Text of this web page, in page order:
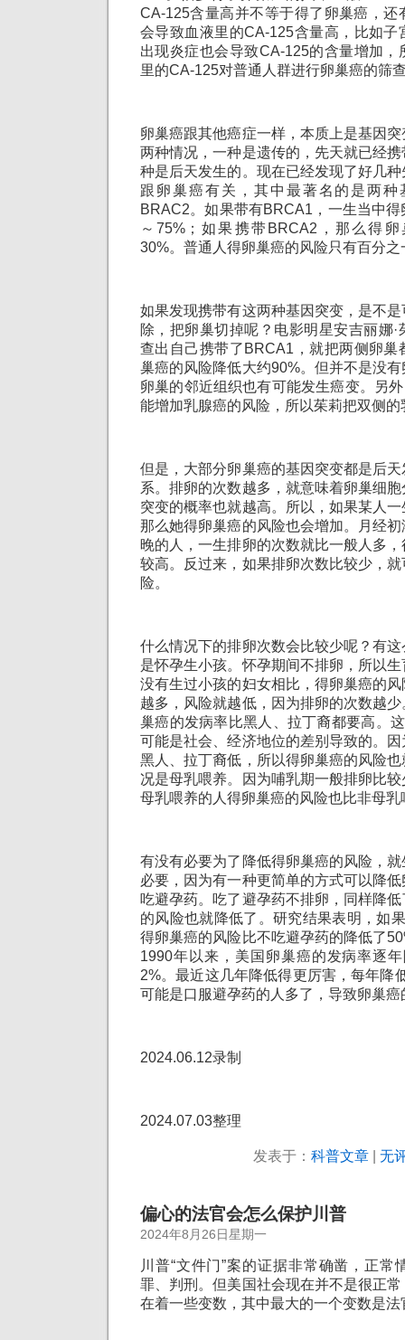
CA-125含量高并不等于得了卵巢癌，还
会导致血液里的CA-125含量高，比如子
出现炎症也会导致CA-125的含量增加，
里的CA-125对普通人群进行卵巢癌的筛
卵巢癌跟其他癌症一样，本质上是基因
两种情况，一种是遗传的，先天就已经
种是后天发生的。现在已经发现了好几
跟卵巢癌有关，其中最著名的是两种
BRAC2。如果带有BRCA1，一生当中
～75%；如果携带BRCA2，那么得
30%。普通人得卵巢癌的风险只有百分之
如果发现携带有这两种基因突变，是不
除，把卵巢切掉呢？电影明星安吉丽娜
查出自己携带了BRCA1，就把两侧卵巢
巢癌的风险降低大约90%。但并不是没
卵巢的邻近组织也有可能发生癌变。另
能增加乳腺癌的风险，所以茱莉把双侧
但是，大部分卵巢癌的基因突变都是后
系。排卵的次数越多，就意味着卵巢细
突变的概率也就越高。所以，如果某人
那么她得卵巢癌的风险也会增加。月经
晚的人，一生排卵的次数就比一般人多
较高。反过来，如果排卵次数比较少，
险。
什么情况下的排卵次数会比较少呢？有
是怀孕生小孩。怀孕期间不排卵，所以
没有生过小孩的妇女相比，得卵巢癌的
越多，风险就越低，因为排卵的次数越
巢癌的发病率比黑人、拉丁裔都要高。
可能是社会、经济地位的差别导致的。
黑人、拉丁裔低，所以得卵巢癌的风险
况是母乳喂养。因为哺乳期一般排卵比
母乳喂养的人得卵巢癌的风险也比非母乳
有没有必要为了降低得卵巢癌的风险，
必要，因为有一种更简单的方式可以降
吃避孕药。吃了避孕药不排卵，同样降
的风险也就降低了。研究结果表明，如
得卵巢癌的风险比不吃避孕药的降低了
1990年以来，美国卵巢癌的发病率逐
2%。最近这几年降低得更厉害，每年降
可能是口服避孕药的人多了，导致卵巢
2024.06.12录制
2024.07.03整理
发表于： 科普文章| 无
偏心的法官会怎么保护川普
2024年8月26日星期一
川普“文件门”案的证据非常确凿，正常
罪、判刑。但美国社会现在并不是很正
在着一些变数，其中最大的一个变数是法